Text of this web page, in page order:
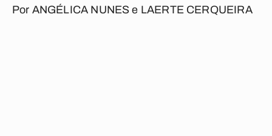
Por ANGÉLICA NUNES e LAERTE CERQUEIRA